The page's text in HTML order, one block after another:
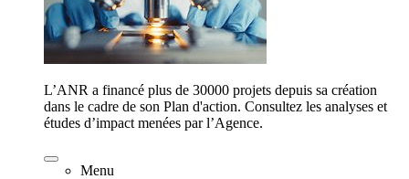
L’ANR a financé plus de 30000 projets depuis sa création
dans le cadre de son Plan d'action. Consultez les analyses et
études d’impact menées par l’Agence.
Menu